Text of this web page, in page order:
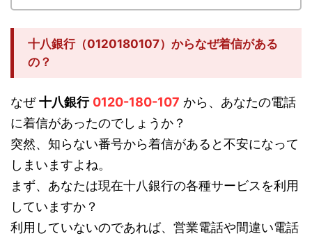
十八銀行（0120180107）からなぜ着信がある
の？
なぜ十八銀行 0120-180-107 から、あなたの電話
に着信があったのでしょうか？
突然、知らない番号から着信があると不安になって
しまいますよね。
まず、あなたは現在十八銀行の各種サービスを利用
していますか？
利用していないのであれば、営業電話や間違い電話